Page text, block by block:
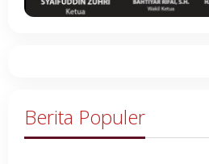
Berita Populer